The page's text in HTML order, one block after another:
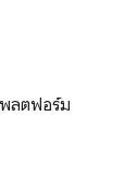
ลตฟอร์ม